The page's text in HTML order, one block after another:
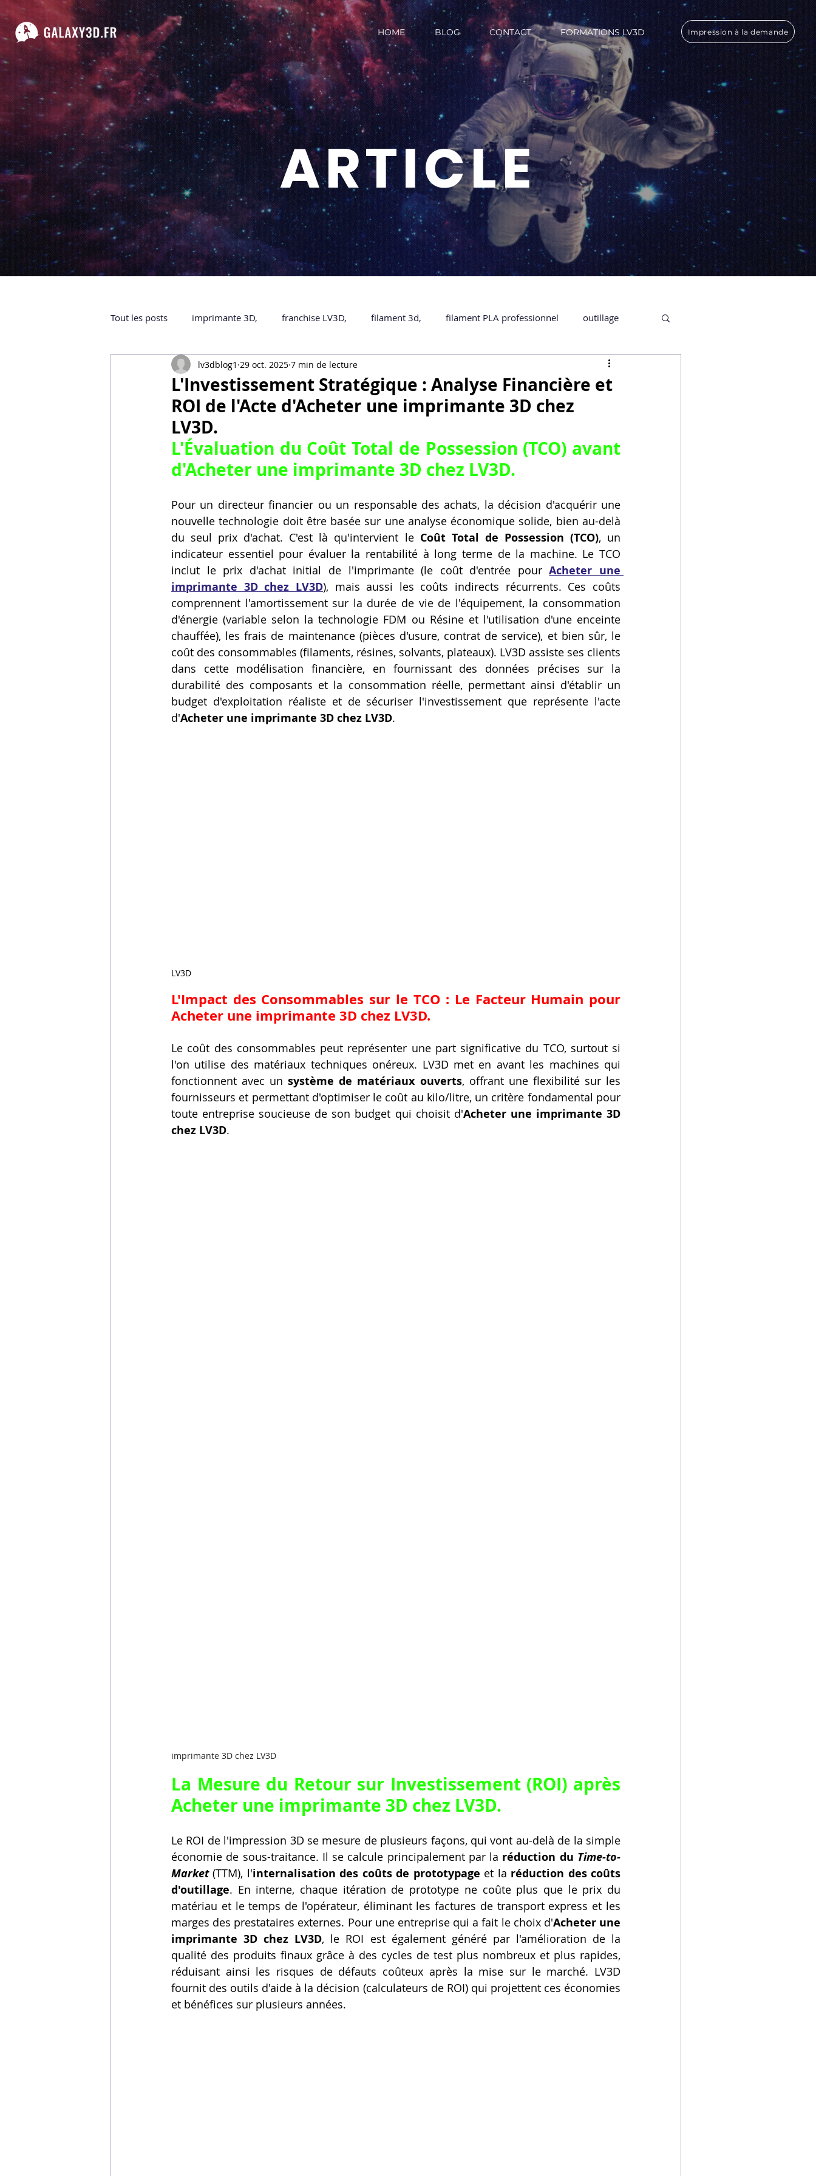
HOME BLOG CONTACT FORMATIONS LV3D Impression à la demande
ARTICLE
Tout les posts imprimante 3D, franchise LV3D, filament 3d, filament PLA professionnel outillage
impression 3D à la demande Accessoires imprimante 3D professionelle
ARTILLERY 3D Formation impression 3D SCANNER 3D impression 3D
certifiée QUALIOPI Refaire une piece en 3D Formation 3D en ligne. Formation 3D CPF
Creality Hi combo Artillery M1 Pro Filament PLA Service administratif en ligne Secrétaire en Ligne
Vidéos sur l'impression 3D, Artillery M1 pro Creality HI combo Filament PETG
Formation impresssion 3D formation CPF
L'Investissement Stratégique : Analyse Financière et
ROI de l'Acte d'Acheter une imprimante 3D chez
LV3D.
lv3dblog1 29 oct. 2025 7 min de lecture
L'Évaluation du Coût Total de Possession (TCO) avant
d'Acheter une imprimante 3D chez LV3D.
Pour un directeur financier ou un responsable des achats, la décision d'acquérir une
nouvelle technologie doit être basée sur une analyse économique solide, bien au-delà
du seul prix d'achat. C'est là qu'intervient le Coût Total de Possession (TCO), un
indicateur essentiel pour évaluer la rentabilité à long terme de la machine. Le TCO
inclut le prix d'achat initial de l'imprimante (le coût d'entrée pour Acheter une
imprimante 3D chez LV3D), mais aussi les coûts indirects récurrents. Ces coûts
comprennent l'amortissement sur la durée de vie de l'équipement, la consommation
d'énergie (variable selon la technologie FDM ou Résine et l'utilisation d'une enceinte
chauffée), les frais de maintenance (pièces d'usure, contrat de service), et bien sûr, le
coût des consommables (filaments, résines, solvants, plateaux). LV3D assiste ses clients
dans cette modélisation financière, en fournissant des données précises sur la
durabilité des composants et la consommation réelle, permettant ainsi d'établir un
budget d'exploitation réaliste et de sécuriser l'investissement que représente l'acte
d'Acheter une imprimante 3D chez LV3D.
LV3D
Acheter une imprimante 3D chez LV3D.
Le coût des consommables peut représenter une part significative du TCO, surtout si
l'on utilise des matériaux techniques onéreux. LV3D met en avant les machines qui
fonctionnent avec un système de matériaux ouverts, offrant une flexibilité sur les
fournisseurs et permettant d'optimiser le coût au kilo/litre, un critère fondamental pour
toute entreprise soucieuse de son budget qui choisit d'Acheter une imprimante 3D
chez LV3D.
imprimante 3D chez LV3D
Acheter une imprimante 3D chez LV3D.
Le ROI de l'impression 3D se mesure de plusieurs façons, qui vont au-delà de la simple
économie de sous-traitance. Il se calcule principalement par la réduction du Time-to-
Market (TTM), l'internalisation des coûts de prototypage et la réduction des coûts
d'outillage. En interne, chaque itération de prototype ne coûte plus que le prix du
matériau et le temps de l'opérateur, éliminant les factures de transport express et les
marges des prestataires externes. Pour une entreprise qui a fait le choix d'Acheter une
imprimante 3D chez LV3D, le ROI est également généré par l'amélioration de la
qualité des produits finaux grâce à des cycles de test plus nombreux et plus rapides,
réduisant ainsi les risques de défauts coûteux après la mise sur le marché. LV3D
fournit des outils d'aide à la décision (calculateurs de ROI) qui projettent ces économies
et bénéfices sur plusieurs années.